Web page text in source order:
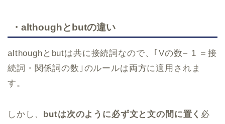
・althoughとbutの違い
althoughとbutは共に接続詞なので、｢Vの数− 1 ＝接
続詞・関係詞の数｣のルールは両方に適用されま
す。
しかし、 butは次のように必ず文と文の間に置く 必